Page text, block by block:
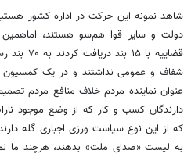
شاهد نمونه این حرکت در اداره کشور
دولت و سایر قوا هم‌سو هستند،
قضاییه
عنوان نماینده مردم خلاف منافع مردم
دارندگان کسب و کار که از وضع موجود
که از این نوع سیاست ورزی اجباری گله
به لیست «صدای ملت» بدهند، هرچند ما